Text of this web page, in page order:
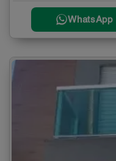
WhatsApp